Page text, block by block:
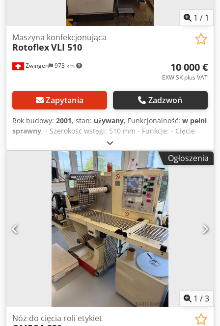
1 / 1
Zwingen 973 km
Maszyna konfekcjonująca
RotoflexVLI 510
10 000 €
EXW SK plus VAT
Zapytania Zadzwoń
Rok budowy: 2001, stan: używany, Funkcjonalność: w pełni
sprawny, - Szerokość wstęgi: 510 mm - Funkcje: - Cięcie
wzdłużne - Przewijanie - Średnica nawoju: do 700 mm -
Średnica odwija: do 750 mm - Rozmiary gilz: 3" - System
cięcia: nożycowy Chsdpfxow Edbcs Al Dja - Przebieg wstęgi:
z roli na rolę - Opcje liczenia: liczenie etykiet i długości -
System prowadzenia wstęgi: w zestawie
Ogłoszenia
1 /3
Nóż do cięcia roli etykiet